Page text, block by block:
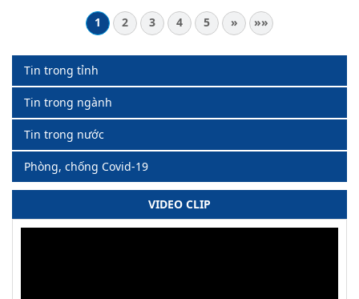
1
2 3 4 5 » »»
Tin trong tỉnh
Tin trong ngành
Tin trong nước
Phòng, chống Covid-19
VIDEO CLIP